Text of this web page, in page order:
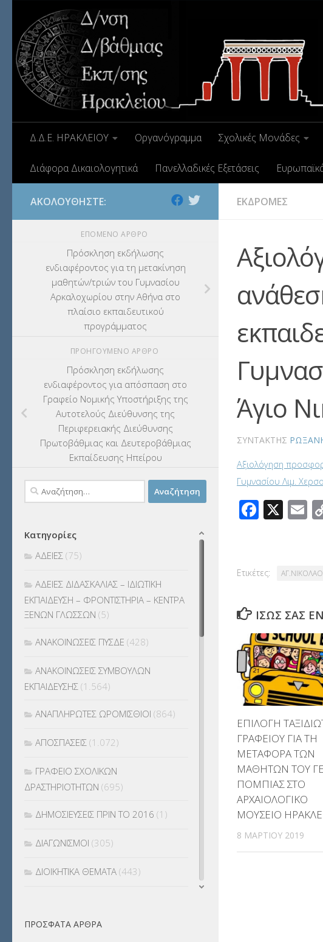
Δ.Δ.Ε. ΗΡΑΚΛΕΙΟΥ Οργανόγραμμα Σχολικές Μονάδες
Διάφορα Δικαιολογητικά Πανελλαδικές Εξετάσεις
ΕΚΔΡΟΜΕΣ
Άγιο
ΣΥΝΤΆΚΤΗΣ
Αξιολόγηση
Γυμνασίου Λιμ.
X
Ετικέτες:
ΊΣΩΣ ΣΑΣ
ΕΠΙΛΟΓΗ
ΓΡΑΦΕΙΟΥ ΓΙΑ ΤΗ
ΜΕΤΑΦΟΡΑ ΤΩΝ
ΜΑΘΗΤΩΝ ΤΟΥ
ΠΟΜΠΙΑΣ ΣΤΟ
ΑΡΧΑΙΟΛΟΓΙΚΟ
ΜΟΥΣΕΙΟ
8 ΜΑΡΤΊΟΥ 2019
ΑΚΟΛΟΥΘΉΣΤΕ:
ΕΠΌΜΕΝΟ ΆΡΘΡΟ
Πρόσκληση εκδήλωσης
ενδιαφέροντος για τη μετακίνηση
μαθητών/τριών του Γυμνασίου
Αρκαλοχωρίου στην Αθήνα στο
πλαίσιο εκπαιδευτικού
προγράμματος
ΠΡΟΗΓΟΎΜΕΝΟ ΆΡΘΡΟ
Πρόσκληση εκδήλωσης
ενδιαφέροντος για απόσπαση στο
Γραφείο Νομικής Υποστήριξης της
Αυτοτελούς Διεύθυνσης της
Περιφερειακής Διεύθυνσης
Πρωτοβάθμιας και Δευτεροβάθμιας
Εκπαίδευσης Ηπείρου
Αναζήτηση
για:
Κατηγορίες
ΑΔΕΙΕΣ (75)
ΑΔΕΙΕΣ ΔΙΔΑΣΚΑΛΙΑΣ – ΙΔΙΩΤΙΚΗ
ΕΚΠΑΙΔΕΥΣΗ – ΦΡΟΝΤΙΣΤΗΡΙΑ – ΚΕΝΤΡΑ
ΞΕΝΩΝ ΓΛΩΣΣΩΝ (5)
ΑΝΑΚΟΙΝΩΣΕΙΣ ΠΥΣΔΕ (428)
ΑΝΑΚΟΙΝΩΣΕΙΣ ΣΥΜΒΟΥΛΩΝ
ΕΚΠΑΙΔΕΥΣΗΣ (1.564)
ΑΝΑΠΛΗΡΩΤΕΣ ΩΡΟΜΙΣΘΙΟΙ (864)
ΑΠΟΣΠΑΣΕΙΣ (1.072)
ΓΡΑΦΕΙΟ ΣΧΟΛΙΚΩΝ
ΔΡΑΣΤΗΡΙΟΤΗΤΩΝ (695)
ΔΗΜΟΣΙΕΥΣΕΙΣ ΠΡΙΝ ΤΟ 2016 (1)
ΔΙΑΓΩΝΙΣΜΟΙ (305)
ΔΙΟΙΚΗΤΙΚΑ ΘΕΜΑΤΑ (443)
ΕΚΔΡΟΜΕΣ(7.354)
ΠΡΌΣΦΑΤΑ ΆΡΘΡΑ